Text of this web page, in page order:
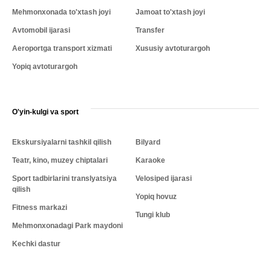
Mehmonxonada to'xtash joyi
Avtomobil ijarasi
Aeroportga transport xizmati
Yopiq avtoturargoh
Jamoat to'xtash joyi
Transfer
Xususiy avtoturargoh
O'yin-kulgi va sport
Ekskursiyalarni tashkil qilish
Teatr, kino, muzey chiptalari
Sport tadbirlarini translyatsiya
qilish
Fitness markazi
Mehmonxonadagi Park maydoni
Kechki dastur
Bilyard
Karaoke
Velosiped ijarasi
Yopiq hovuz
Tungi klub